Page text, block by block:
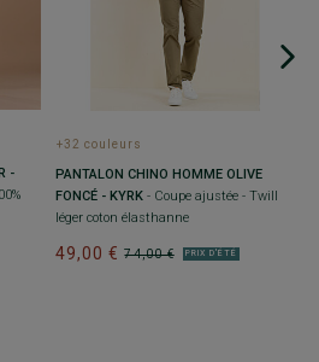
-
+32 couleurs
PANTALON CHINO HOMME OLIVE
FONCÉ - KYRK - Coupe ajustée - Twill
léger coton élasthanne
74,00 €
49,00 € PRIX D'ÉTÉ